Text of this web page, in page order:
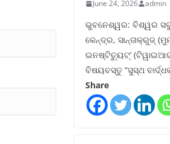
June 24, 2026 admin
ଭୁବନେଶ୍ୱର: ବିଶ୍ୱର
କେନ୍ଦ୍ର, ସାନ୍ତାକ୍ରୁଜ୍
ଇନଷ୍ଟିଚ୍ୟୁଟ୍‌’
ବିଷୟବସ୍ତୁ “ସୁସ୍ଥ
Share